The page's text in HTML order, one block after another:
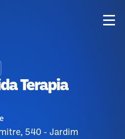
Terapia
540 - Jardim